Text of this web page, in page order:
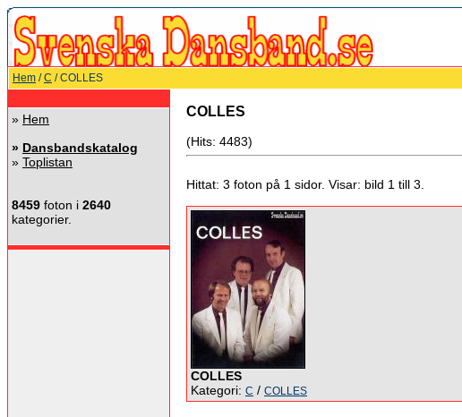
Hem /C / COLLES
» Hem
» Dansbandskatalog
» Toplistan
8459 foton i 2640
kategorier.
COLLES
(Hits: 4483)
Hittat: 3 foton på 1 sidor. Visar: bild 1 till 3.
COLLES
Kategori: C / COLLES